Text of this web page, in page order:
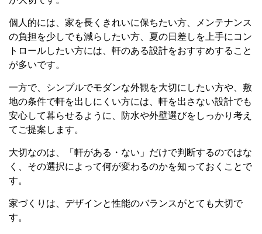
個人的には、家を長くきれいに保ちたい方、メンテナンス
の負担を少しでも減らしたい方、夏の日差しを上手にコン
トロールしたい方には、軒のある設計をおすすめすること
が多いです。
一方で、シンプルでモダンな外観を大切にしたい方や、敷
地の条件で軒を出しにくい方には、軒を出さない設計でも
安心して暮らせるように、防水や外壁選びをしっかり考え
てご提案します。
大切なのは、「軒がある・ない」だけで判断するのではな
く、その選択によって何が変わるのかを知っておくことで
す。
家づくりは、デザインと性能のバランスがとても大切で
す。